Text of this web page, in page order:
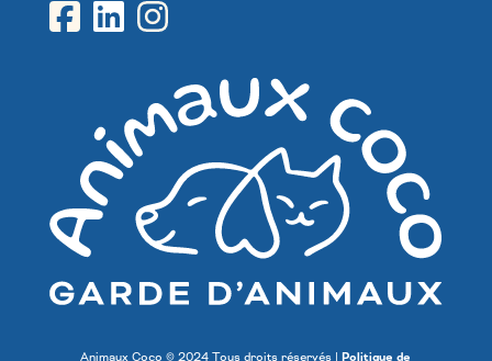
Animaux Coco © 2024 Tous droits réservés |Politique de